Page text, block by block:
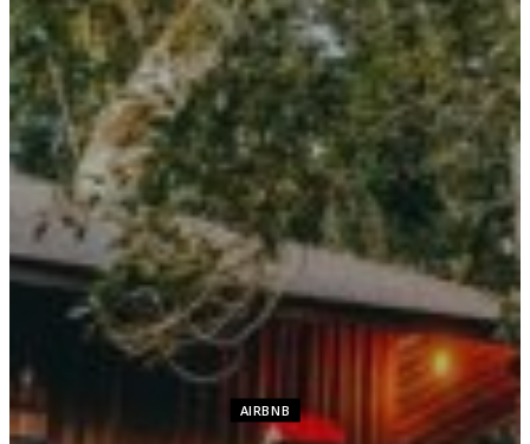
o
k
g
m
r
t
AIRBNB